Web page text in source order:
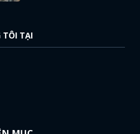
TÔI TẠI